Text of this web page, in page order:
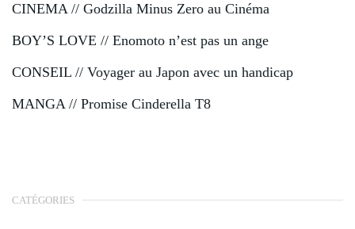
CINEMA // Godzilla Minus Zero au Cinéma
BOY’S LOVE // Enomoto n’est pas un ange
CONSEIL // Voyager au Japon avec un handicap
MANGA // Promise Cinderella T8
CATÉGORIES